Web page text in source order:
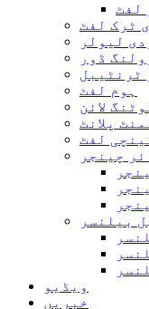
لفٹ
ٹرک لفٹ
لیولر
ڈور
ٹرنٹیبل
ہوم لفٹ
لائن
پلانٹ
لفٹ
چینجر
بیلنسر
ویڈیو
خبریں